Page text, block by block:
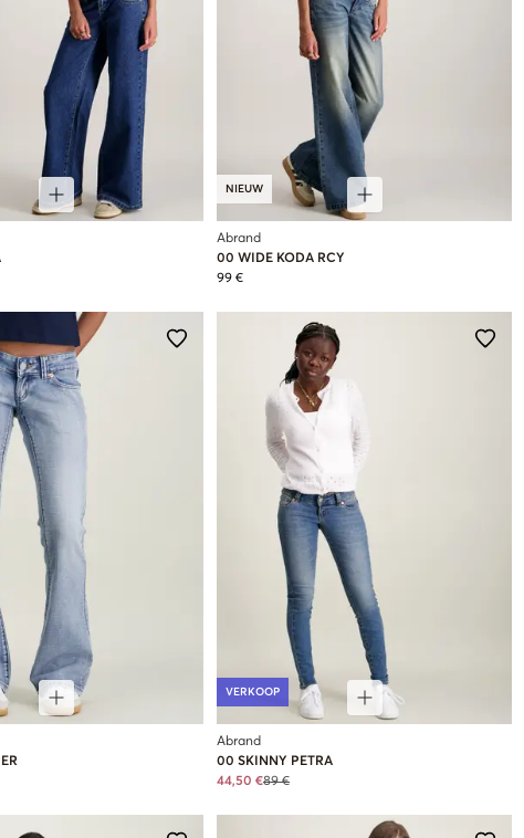
NIEUW
Abrand
00 WIDE KODA RCY
99 €
VERKOOP
Abrand
00 SKINNY PETRA
44,50 €89 €